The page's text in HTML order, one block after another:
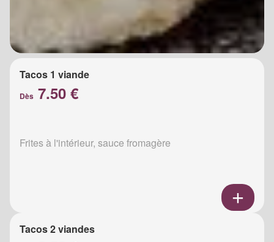
Tacos 1 viande
Dès 7.50 €
Frites à l'intérieur, sauce fromagère
Tacos 2 viandes